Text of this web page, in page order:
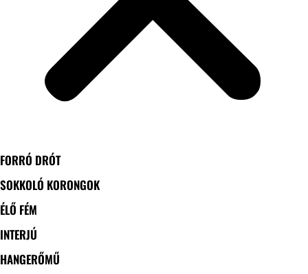
FORRÓ DRÓT
SOKKOLÓ KORONGOK
ÉLŐ FÉM
INTERJÚ
HANGERŐMŰ